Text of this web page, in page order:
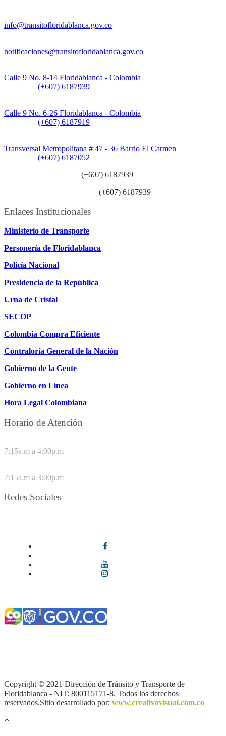
info@transitofloridablanca.gov.co
notificaciones@transitofloridablanca.gov.co
Calle 9 No. 8-14 Floridablanca - Colombia
(+607) 6187939
Calle 9 No. 6-26 Floridablanca - Colombia
(+607) 6187919
Transversal Metropolitana # 47 - 36 Barrio El Carmen
(+607) 6187052
(+607) 6187939
(+607) 6187939
Enlaces Institucionales
Ministerio de Transporte
Personería de Floridablanca
Policía Nacional
Presidencia de la República
Urna de Cristal
SECOP
Colombia Compra Eficiente
Contraloría General de la Nación
Gobierno de la Gente
Gobierno en Línea
Hora Legal Colombiana
Horario de Atención
7:15a.m a 4:00p.m
7:15a.m a 3:00p.m
Redes Sociales
Copyright © 2021 Dirección de Tránsito y Transporte de
Floridablanca - NIT: 800115171-8. Todos los derechos
reservados.Sitio desarrollado por: www.creativovisual.com.co